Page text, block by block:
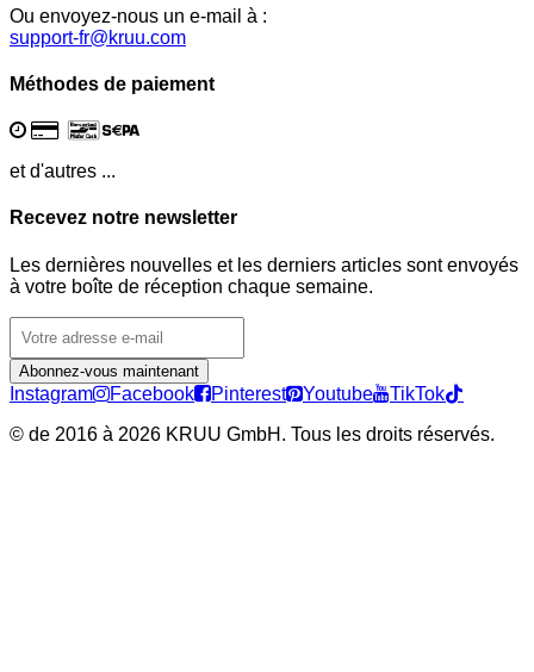
Ou envoyez-nous un e-mail à :
support-fr@kruu.com
Méthodes de paiement
et d'autres ...
Recevez notre newsletter
Les dernières nouvelles et les derniers articles sont envoyés
à votre boîte de réception chaque semaine.
Abonnez-vous maintenant
Instagram Facebook Pinterest Youtube
TikTok
© de 2016 à 2026 KRUU GmbH. Tous les droits réservés.